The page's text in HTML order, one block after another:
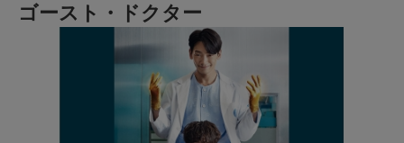
ゴースト・ドクター